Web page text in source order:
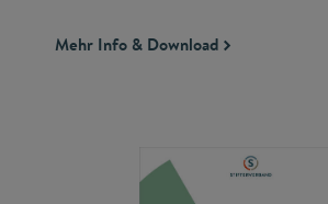
Mehr Info & Download